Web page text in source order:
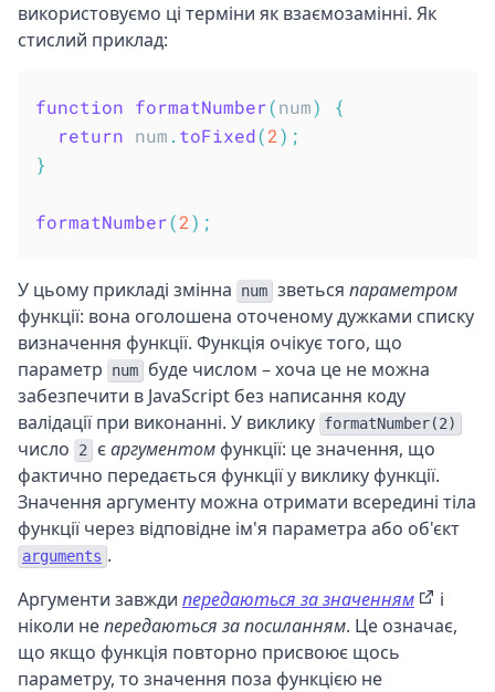
використовуємо ці терміни як взаємозамінні. Як
стислий приклад:
function formatNumber(num)
{
return num . toFixed(2) ;
}
formatNumber(2) ;
У цьому прикладі змінна num зветься параметром
функції: вона оголошена оточеному дужками списку
визначення функції. Функція очікує того, що
параметр
num
буде числом – хоча це не можна
забезпечити в JavaScript без написання коду
валідації при виконанні. У виклику formatNumber(2)
число 2 єаргументомфункції: це значення, що
фактично передається функції у виклику функції.
Значення аргументу можна отримати всередині тіла
функції через відповідне ім'я параметра або об'єкт
arguments .
Аргументи завжди передаються за значенням
і
ніколи непередаються за посиланням. Це означає,
що якщо функція повторно присвоює щось
параметру, то значення поза функцією не